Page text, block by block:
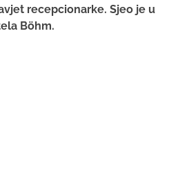
recepcionarke. Sjeo je u
Böhm.